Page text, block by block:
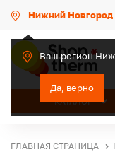
Нижний Новгород
Ваш регион
Да, верно
КАТАЛОГ
ГЛАВНАЯ СТРАНИЦА